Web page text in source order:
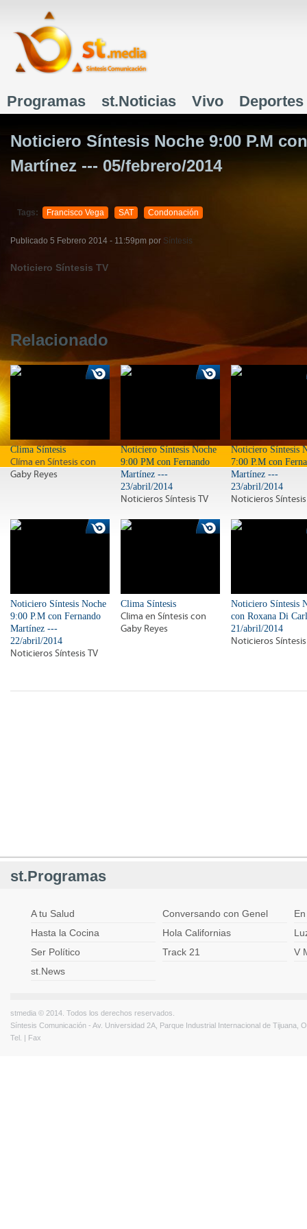
Menú principal
Programas st.Noticias Vivo Deportes
Noticiero Síntesis Noche 9:00 P.M
Martínez --- 05/febrero/2014
Tags: Francisco Vega SAT Condonación
Publicado 5 Febrero 2014 - 11:59pm por Síntesis
Noticiero Síntesis TV
Relacionado
Clima Síntesis
Clíma en Síntesis con
Gaby Reyes
Noticiero Síntesis Noche
9:00 PM con Fernando
Martínez ---
23/abril/2014
Noticieros Síntesis TV
Noticiero Síntesis
7:00 P.M con
Martínez ---
23/abril/2014
Noticieros Síntesis
Noticiero Síntesis Noche
9:00 P.M con Fernando
Martínez ---
22/abril/2014
Noticieros Síntesis TV
Clima Síntesis
Clima en Síntesis con
Gaby Reyes
Noticiero Síntesis
con Roxana Di
21/abril/2014
Noticieros Síntesis
st.Programas
A tu Salud Conversando con Genel
Hasta la Cocina
Hola Californias
Ser Político
Track 21
V
st.News
stmedia © 2014. Todos los derechos reservados.
Síntesis Comunicación - Av. Universidad 2A, Parque Industrial Internacional de Tijuana,
Tel. | Fax